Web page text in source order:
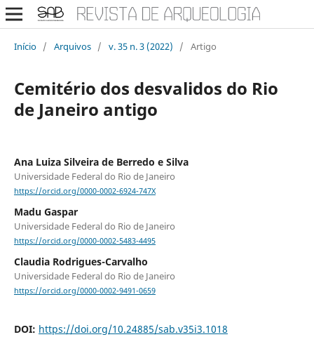
Início / Arquivos / v. 35 n. 3 (2022) / Artigo
Cemitério dos desvalidos do Rio
de Janeiro antigo
Ana Luiza Silveira de Berredo e Silva
Universidade Federal do Rio de Janeiro
https://orcid.org/0000-0002-6924-747X
Madu Gaspar
Universidade Federal do Rio de Janeiro
https://orcid.org/0000-0002-5483-4495
Claudia Rodrigues-Carvalho
Universidade Federal do Rio de Janeiro
https://orcid.org/0000-0002-9491-0659
DOI: https://doi.org/10.24885/sab.v35i3.1018